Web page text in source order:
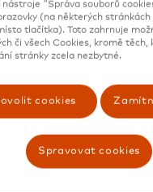
Mastercard působil
kde se
zločinu a interní
new tab
nástroje "Správa souborů
(na některých stránkách
tlačítka). Toto zahrnuje
či všech Cookies, kromě těch,
stránky zcela nezbytné.
cookies
Spravovat cookies